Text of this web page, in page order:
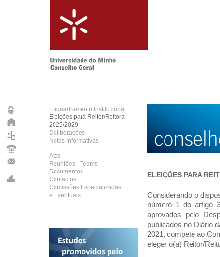
Enquadramento Institucional
Eleições para Reitor/Reitora -
2025/2029
Deliberações
Notas Informativas
Atas
Reuniões - Teams
Documentos
Contactos
Comissões Especializadas
e Eventuais
ELEIÇÕES PARA
Considerando o
número 1 do artigo
aprovados pelo
publicados no Diário
2021, compete ao
eleger o(a) Reitor/